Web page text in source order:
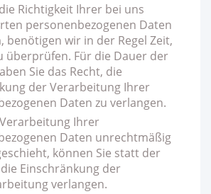
Richtigkeit Ihrer bei uns
personenbezogenen Daten
benötigen wir in der Regel Zeit,
überprüfen. Für die Dauer der
Sie das Recht, die
der Verarbeitung Ihrer
Daten zu verlangen.
Ihrer
Daten unrechtmäßig
können Sie statt der
Einschränkung der
verlangen.